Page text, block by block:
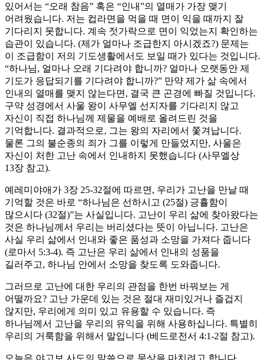
있어서는 “오래 참음” 혹은 “인내”의 열매가 가장 맺기
어려웠습니다. 저는 컵라면을 먹을 때 면이 익을 때까지 잘
기다리지 못합니다. 계속 젓가락으로 면이 익었는지 확인하는
습관이 있습니다. (제가 얼마나 조급한지 아시겠죠?) 문제는
이 조급함이 저의 기도생활에서도 보일 때가 있다는 것입니다.
“하나님, 얼마나 오래 기다려야 합니까? 얼마나 오랫동안 제
기도가 응답되기를 기다려야 합니까?” 만약 제가 삶 속에서
인내의 열매를 맺지 않는다면, 결국 큰 곤경에 빠질 것입니다.
구약 성경에서 사울 왕이 사무엘 선지자를 기다리지 않고
자신이 직접 하나님께 제물을 예배로 올려드린 것을
기억합니다. 결과적으로, 그는 왕의 자리에서 쫓겨납니다.
물론 그의 불순종의 죄가 그를 이렇게 만들었지만, 사울은
자신이 처한 고난 속에서 인내하지 못했습니다 (사무엘상
13장 참고).
예레미야애가 3장 25-32절에 따르면, 우리가 고난을 만날 때
기억할 것은 바로 “하나님은 선하시고 (25절) 긍휼함이
많으시다 (32절)”는 사실입니다. 고난이 우리 삶에 찾아왔다는
것은 하나님께서 우리는 버리셨다는 뜻이 아닙니다. 고난은
사실 우리 삶에서 인내와 좋은 품성과 소망을 가져다 줍니다
(로마서 5:3-4). 즉 고난은 우리 삶에서 인내의 성품을
길러주고, 하나님 안에서 소망을 찾도록 도와줍니다.
그러므로 고난에 대한 우리의 관점을 한번 바꿔보는 게
어떨까요? 고난 가운데 있는 것은 절대 재미있거나 즐겁지
않지만, 우리에게 의미 있고 유용할 수 있습니다. 즉
하나님께서 고난을 우리의 유익을 위해 사용하십니다. 특별히
우리의 거룩함을 위해서 말입니다 (베드로전서 4:1-2절 참고).
오늘은 야고보 사도의 말씀으로 묵상을 마치려고 합니다.